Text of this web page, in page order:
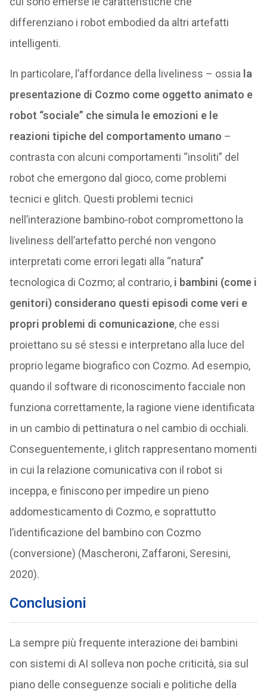
differenziano i robot embodied da altri artefatti
intelligenti.
In particolare, l’affordance della liveliness – ossia la
presentazione di Cozmo come oggetto animato e
robot “sociale” che simula le emozioni e le
reazioni tipiche del comportamento umano –
contrasta con alcuni comportamenti “insoliti” del
robot che emergono dal gioco, come problemi
tecnici e glitch. Questi problemi tecnici
nell’interazione bambino-robot compromettono la
liveliness dell’artefatto perché non vengono
interpretati come errori legati alla “natura”
tecnologica di Cozmo; al contrario, i bambini (come i
genitori) considerano questi episodi come veri e
propri problemi di comunicazione, che essi
proiettano su sé stessi e interpretano alla luce del
proprio legame biografico con Cozmo. Ad esempio,
quando il software di riconoscimento facciale non
funziona correttamente, la ragione viene identificata
in un cambio di pettinatura o nel cambio di occhiali.
Conseguentemente, i glitch rappresentano momenti
in cui la relazione comunicativa con il robot si
inceppa, e finiscono per impedire un pieno
addomesticamento di Cozmo, e soprattutto
l’identificazione del bambino con Cozmo
(conversione) (Mascheroni, Zaffaroni, Seresini,
2020).
Conclusioni
La sempre più frequente interazione dei bambini
con sistemi di AI solleva non poche criticità, sia sul
piano delle conseguenze sociali e politiche della